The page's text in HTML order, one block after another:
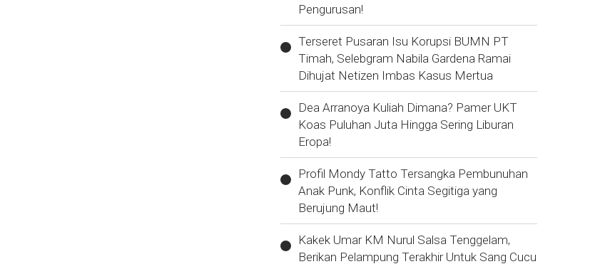
Pengurusan!
Terseret Pusaran Isu Korupsi BUMN PT
Timah, Selebgram Nabila Gardena Ramai
Dihujat Netizen Imbas Kasus Mertua
Dea Arranoya Kuliah Dimana? Pamer UKT
Koas Puluhan Juta Hingga Sering Liburan
Eropa!
Profil Mondy Tatto Tersangka Pembunuhan
Anak Punk, Konflik Cinta Segitiga yang
Berujung Maut!
Kakek Umar KM Nurul Salsa Tenggelam,
Berikan Pelampung Terakhir Untuk Sang Cucu